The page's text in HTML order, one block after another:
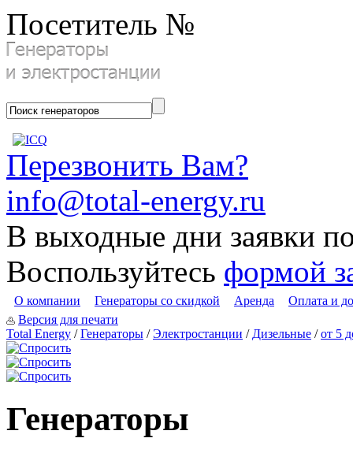
Посетитель №
Перезвонить Вам?
info@total-energy.ru
В выходные дни заявки
Воспользуйтесь формой
О компании Генераторы со скидкой Аренда
Оплата и
Версия для печати
Total Energy /Генераторы /Электростанции / Дизельные /от 5
Генераторы